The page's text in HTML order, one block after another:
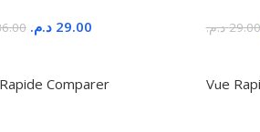
29.00 د.م.
Comparer
29.00 د.م.
Vue